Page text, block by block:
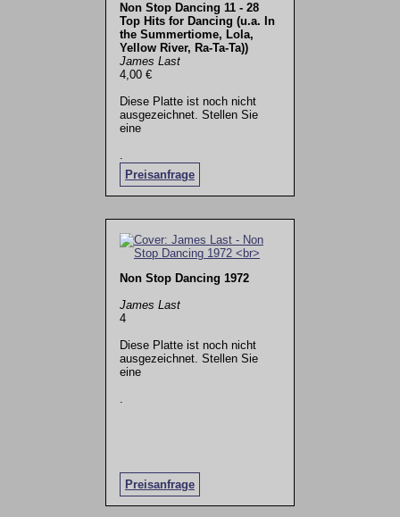
Non Stop Dancing 11 - 28
Top Hits for Dancing (u.a. In
the Summertiome, Lola,
Yellow River, Ra-Ta-Ta))
James Last
4,00 €
Diese Platte ist noch nicht
ausgezeichnet. Stellen Sie
eine
Preisanfrage
.
Non Stop Dancing 1972
James Last
4
Diese Platte ist noch nicht
ausgezeichnet. Stellen Sie
eine
Preisanfrage